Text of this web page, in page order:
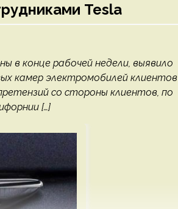
Tesla
в конце рабочей недели, выявило
камер электромобилей клиентов
со стороны клиентов, по
[…]